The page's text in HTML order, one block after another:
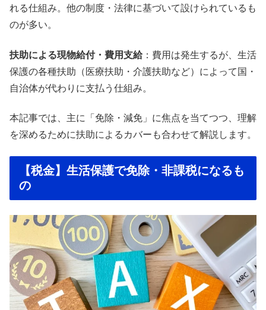
れる仕組み。他の制度・法律に基づいて設けられているも
のが多い。
扶助による現物給付・費用支給：費用は発生するが、生活
保護の各種扶助（医療扶助・介護扶助など）によって国・
自治体が代わりに支払う仕組み。
本記事では、主に「免除・減免」に焦点を当てつつ、理解
を深めるために扶助によるカバーも合わせて解説します。
【税金】生活保護で免除・非課税になるも
の